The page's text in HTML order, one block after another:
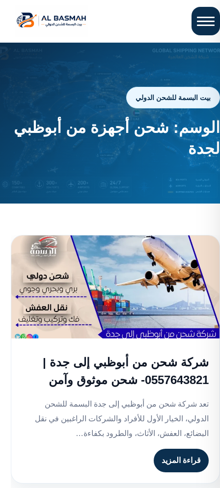
بيت البسمة للشحن الدولي
الوسم:شحن أجهزة من أبوظبي
لجدة
شركة شحن من أبوظبي إلى جدة |
0557643821- شحن موثوق وآمن
تعد شركة شحن من أبوظبي إلى جدة البسمة للشحن
الدولي، الخيار الأول للأفراد والشركات الراغبين في نقل
البضائع، العفش، الأثاث، والطرود بكفاءة…
قراءة المزيد